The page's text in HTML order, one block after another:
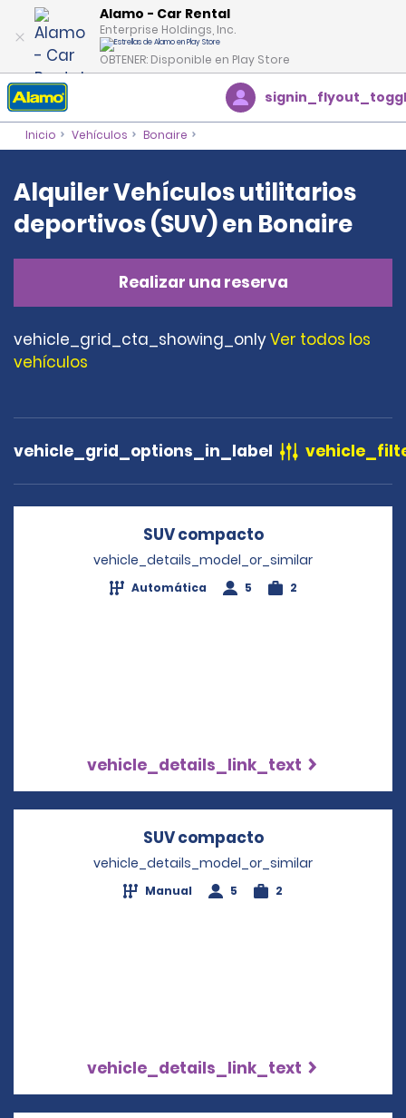
Alamo - Car Rental
Enterprise Holdings, Inc.
OBTENER: Disponible en Play Store
Inicio Vehículos Bonaire
Alquiler Vehículos utilitarios
deportivos (SUV) en Bonaire
Realizar una reserva
vehicle_grid_cta_showing_onlyVer todos los
vehículos
vehicle_grid_options_in_label
SUV compactoOpens in a new
vehicle_details_model_or_similar
Automática 5 2
vehicle_details_link_text
SUV compactoOpens in a new
vehicle_details_model_or_similar
Manual 5 2
vehicle_details_link_text